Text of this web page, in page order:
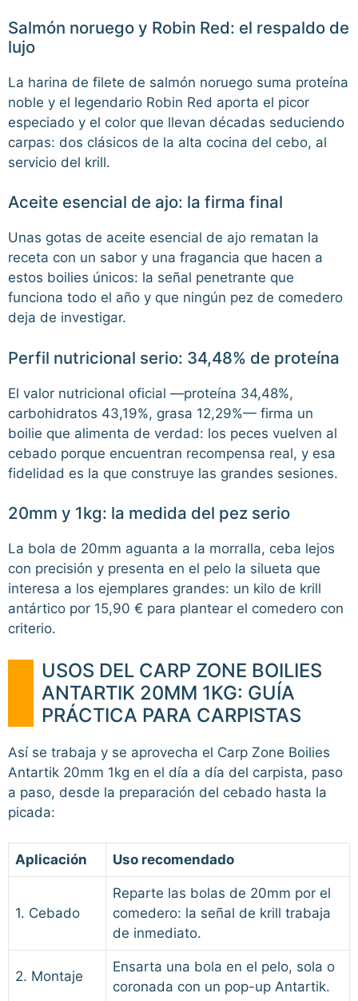
Salmón noruego y Robin Red: el respaldo de
lujo
La harina de filete de salmón noruego suma proteína
noble y el legendario Robin Red aporta el picor
especiado y el color que llevan décadas seduciendo
carpas: dos clásicos de la alta cocina del cebo, al
servicio del krill.
Aceite esencial de ajo: la firma final
Unas gotas de aceite esencial de ajo rematan la
receta con un sabor y una fragancia que hacen a
estos boilies únicos: la señal penetrante que
funciona todo el año y que ningún pez de comedero
deja de investigar.
Perfil nutricional serio: 34,48% de proteína
El valor nutricional oficial —proteína 34,48%,
carbohidratos 43,19%, grasa 12,29%— firma un
boilie que alimenta de verdad: los peces vuelven al
cebado porque encuentran recompensa real, y esa
fidelidad es la que construye las grandes sesiones.
20mm y 1kg: la medida del pez serio
La bola de 20mm aguanta a la morralla, ceba lejos
con precisión y presenta en el pelo la silueta que
interesa a los ejemplares grandes: un kilo de krill
antártico por 15,90 € para plantear el comedero con
criterio.
USOS DEL CARP ZONE BOILIES
ANTARTIK 20MM 1KG: GUÍA
PRÁCTICA PARA CARPISTAS
Así se trabaja y se aprovecha el Carp Zone Boilies
Antartik 20mm 1kg en el día a día del carpista, paso
a paso, desde la preparación del cebado hasta la
picada:
Aplicación Uso recomendado
1. Cebado
Reparte las bolas de 20mm por el
comedero: la señal de krill trabaja
de inmediato.
2. Montaje
Ensarta una bola en el pelo, sola o
coronada con un pop-up Antartik.